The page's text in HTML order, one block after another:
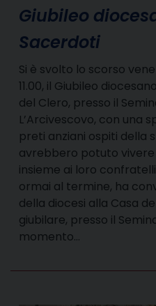
Giubileo
Sacerdoti
Si è svolto lo scorso
11.00, il Giubileo
del Clero, presso il
L’Arcivescovo, con una
preti anziani ospiti della
avrebbero potuto
insieme ai loro
ormai al termine, ha
della diocesi alla Casa
giubilare, presso il
momento…